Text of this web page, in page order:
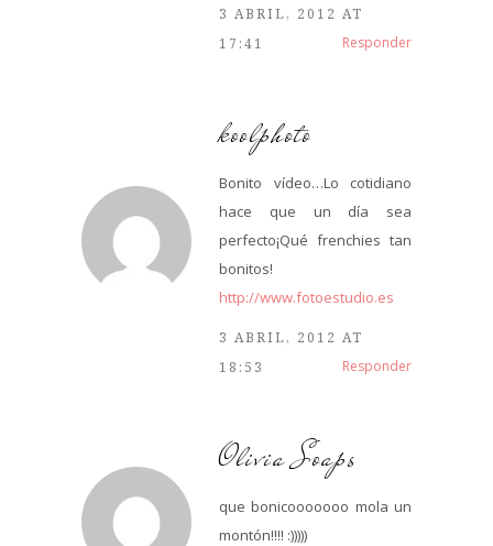
3 ABRIL, 2012 AT
17:41
Responder
koolphoto
Bonito vídeo…Lo cotidiano
hace que un día sea
perfecto¡Qué frenchies tan
bonitos!
http://www.fotoestudio.es
3 ABRIL, 2012 AT
18:53
Responder
Olivia Soaps
que bonicooooooo mola un
montón!!!! :)))))